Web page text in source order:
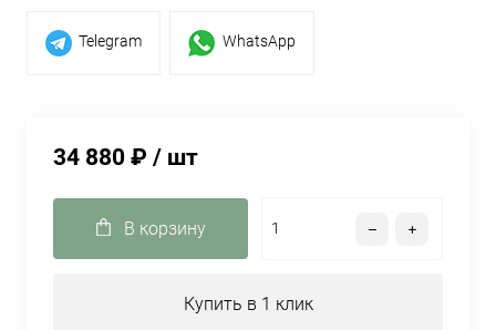
Telegram WhatsApp
34 880 ₽ / шт
В корзину
Купить в 1 клик